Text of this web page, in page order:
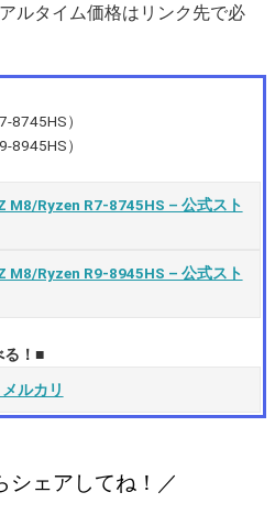
ルタイム価格はリンク先で必
）
）
M8/Ryzen R7-8745HS – 公式スト
M8/Ryzen R9-8945HS – 公式スト
る！■
ルカリ
シェアしてね！／